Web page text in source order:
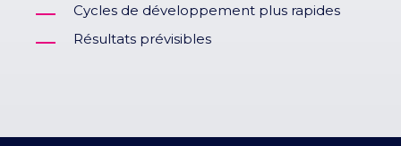
Cycles de développement plus rapides
Résultats prévisibles